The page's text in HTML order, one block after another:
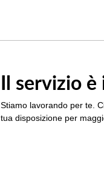
Il servizio
Stiamo lavorando per te.
tua disposizione per